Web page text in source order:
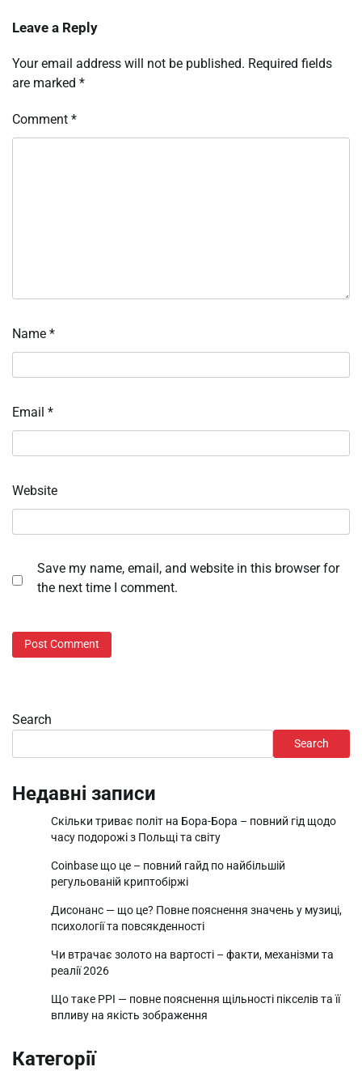
Leave a Reply
Your email address will not be published. Required fields
are marked *
Comment *
Name *
Email *
Website
Save my name, email, and website in this browser for
the next time I comment.
Search
Search
Недавні записи
Скільки триває політ на Бора-Бора – повний гід щодо
часу подорожі з Польщі та світу
Coinbase що це – повний гайд по найбільшій
регульованій криптобіржі
Дисонанс — що це? Повне пояснення значень у музиці,
психології та повсякденності
Чи втрачає золото на вартості – факти, механізми та
реалії 2026
Що таке PPI — повне пояснення щільності пікселів та її
впливу на якість зображення
Категорії